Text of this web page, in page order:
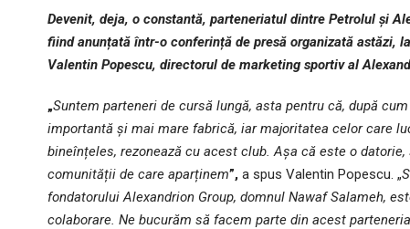
Devenit, deja, o constantă, parteneriatul dintre Petrolul și
fiind anunțată într-o conferință de presă organizată astăzi,
Valentin Popescu, directorul de marketing sportiv al
„Suntem parteneri de cursă lungă, asta pentru că, după
importantă și mai mare fabrică, iar majoritatea celor care
bineînțeles, rezonează cu acest club. Așa că este o
comunității de care aparținem”, a spus Valentin Popescu. „
fondatorului Alexandrion Group, domnul Nawaf Salameh,
colaborare. Ne bucurăm să facem parte din acest